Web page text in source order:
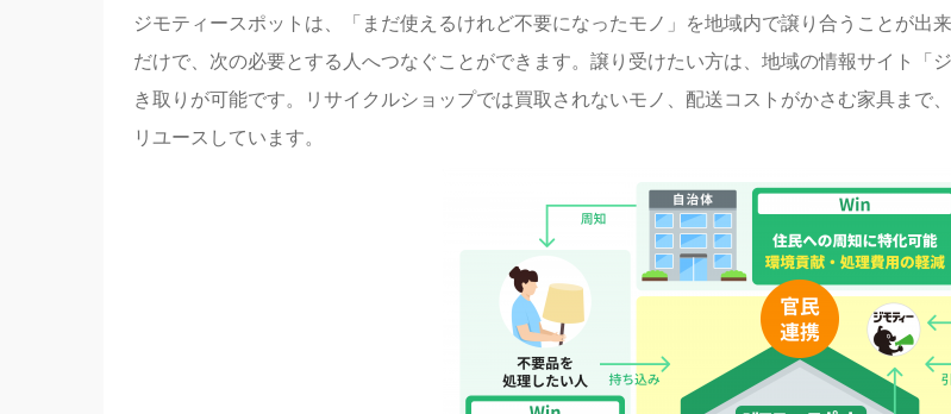
ジモティースポットは、「まだ使えるけれど不要になったモノ」を地域内で譲り合うことが出
だけで、次の必要とする人へつなぐことができます。譲り受けたい方は、地域の情報サイト「
き取りが可能です。リサイクルショップでは買取されないモノ、配送コストがかさむ家具まで
リユースしています。